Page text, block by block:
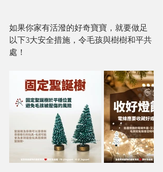
如果你家有活潑的好奇寶寶，就要做足
以下3大安全措施，令毛孩與樹樹和平共
處！